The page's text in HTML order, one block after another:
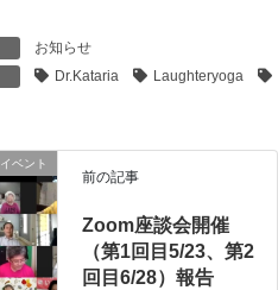
お知らせ
Dr.Kataria Laughteryoga
イベント
前の記事
Zoom座談会開催
（第1回目5/23、第2
回目6/28）報告